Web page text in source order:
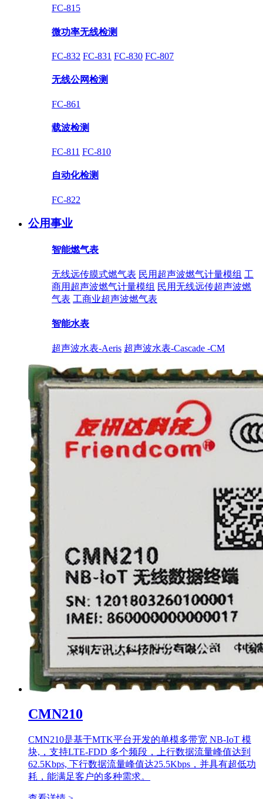
FC-815
微功率无线检测
FC-832 FC-831 FC-830 FC-807
无线公网检测
FC-861
载波检测
FC-811 FC-810
自动化检测
FC-822
公用事业
智能燃气表
无线远传膜式燃气表 民用超声波燃气计量模组 工
商用超声波燃气计量模组 民用无线远传超声波燃
气表 工商业超声波燃气表
智能水表
超声波水表-Aeris 超声波水表-Cascade -CM
CMN210
CMN210是基于MTK平台开发的单模多带宽 NB-IoT 模
块,，支持LTE-FDD 多个频段，上行数据流量峰值达到
62.5Kbps, 下行数据流量峰值达25.5Kbps，并具有超低功
耗，能满足客户的多种需求。